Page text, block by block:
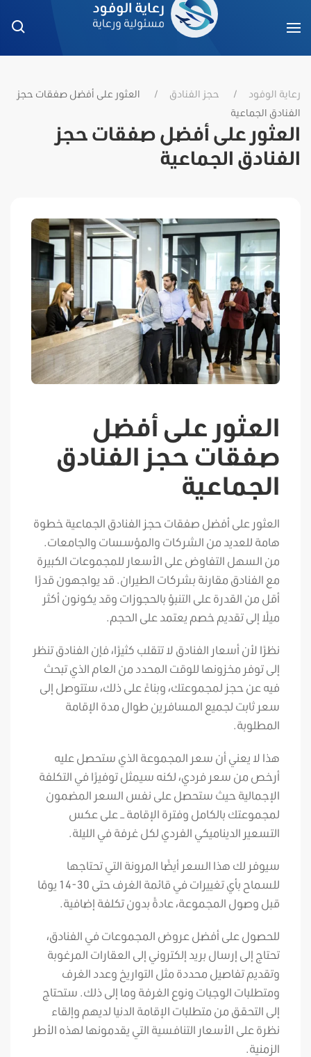
رعاية الوفود حجز الفنادق
العثور على أفضل صفقات حجز
الفنادق الجماعية
العثور على أفضل صفقات حجز
الفنادق الجماعية
العثور على أفضل
صفقات حجز الفنادق
الجماعية
العثور على أفضل صفقات حجز الفنادق الجماعية خطوة
هامة للعديد من الشركات والمؤسسات والجامعات.
من السهل التفاوض على الأسعار للمجموعات الكبيرة
مع الفنادق مقارنة بشركات الطيران. قد يواجهون قدرًا
أقل من القدرة على التنبؤ بالحجوزات وقد يكونون أكثر
ميلًا إلى تقديم خصم يعتمد على الحجم.
نظرًا لأن أسعار الفنادق لا تتقلب كثيرًا، فإن الفنادق تنظر
إلى توفر مخزونها للوقت المحدد من العام الذي تبحث
فيه عن حجز لمجموعتك، وبناءً على ذلك، ستتوصل إلى
سعر ثابت لجميع المسافرين طوال مدة الإقامة
المطلوبة.
هذا لا يعني أن سعر المجموعة الذي ستحصل عليه
أرخص من سعر فردي، لكنه سيمثل توفيرًا في التكلفة
الإجمالية حيث ستحصل على نفس السعر المضمون
لمجموعتك بالكامل وفترة الإقامة – على عكس
التسعير الديناميكي الفردي لكل غرفة في الليلة.
سيوفر لك هذا السعر أيضًا المرونة التي تحتاجها
للسماح بأي تغييرات في قائمة الغرف حتى 30-14 يومًا
قبل وصول المجموعة، عادةً بدون تكلفة إضافية.
للحصول على أفضل عروض المجموعات في الفنادق،
تحتاج إلى إرسال بريد إلكتروني إلى العقارات المرغوبة
وتقديم تفاصيل محددة مثل التواريخ وعدد الغرف
ومتطلبات الوجبات ونوع الغرفة وما إلى ذلك. ستحتاج
إلى التحقق من متطلبات الإقامة الدنيا لديهم وإلقاء
نظرة على الأسعار التنافسية التي يقدمونها لهذه الأطر
الزمنية.